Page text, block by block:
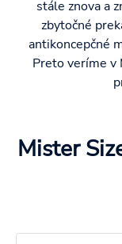
stále znova a
zbytočné
antikoncepčné
Preto veríme v
Mister